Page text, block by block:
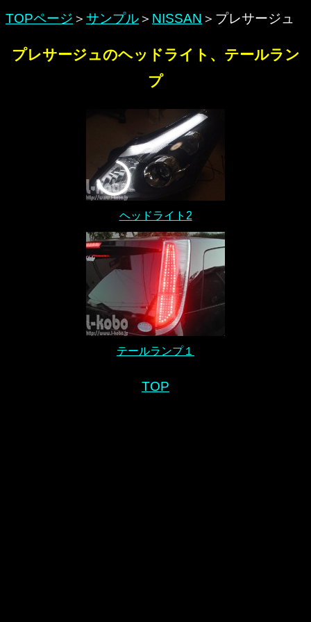
TOPページ ＞サンプル＞ NISSAN ＞プレサージュ
プレサージュのヘッドライト、テールラン
プ
ヘッドライト2
テールランプ１
TOP